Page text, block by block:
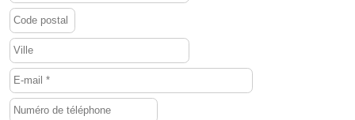
Haamstede
Nature
Kop
van
Walcheren
-
Veere
-